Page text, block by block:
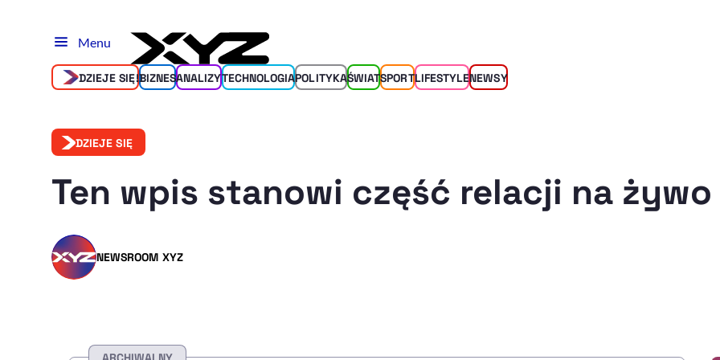
Menu
DZIEJE SIĘ!BIZNESANALIZYTECHNOLOGIAPOLITYKAŚWIATSPORTLIFESTYLENEWSY
DZIEJE SIĘ
Ten wpis stanowi część relacji na żywo
NEWSROOM XYZ